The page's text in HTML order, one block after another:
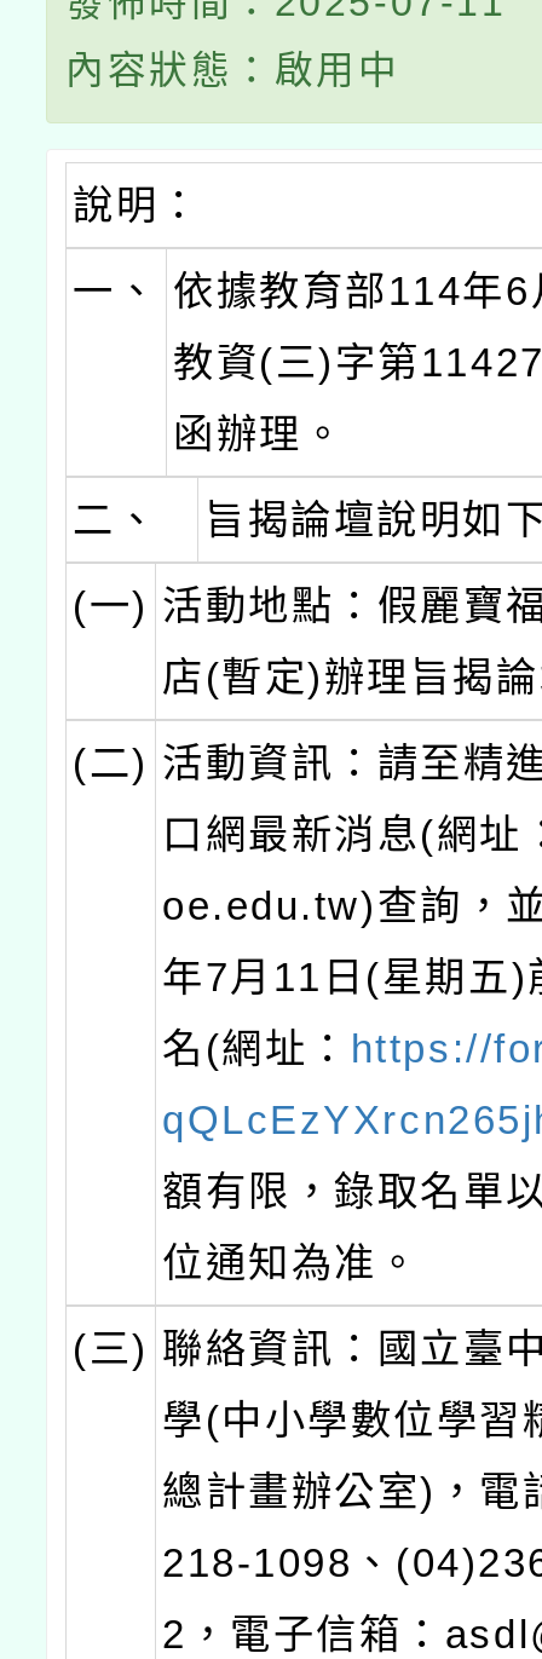
內容狀態：啟用中
說明：
一、
依據教育部114年
教資(三)字第
函辦理。
二、
旨揭論壇說明如
(一) 活動地點：假麗寶
店(暫定)辦理旨揭
(二) 活動資訊：請至精
口網最新消息(網址
oe.edu.tw)查詢，
年7月11日(星期五)
名(網址： https://
額有限，錄取名單
位通知為准。
(三) 聯絡資訊：國立臺
學(中小學數位學習
總計畫辦公室)，電
218-1098、
2，電子信箱：